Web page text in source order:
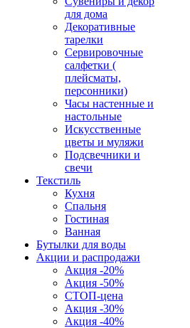
для дома
Декоративные
тарелки
Сервировочные
салфетки (
плейсматы,
персонники)
Часы настенные и
настольные
Искусственные
цветы и муляжи
Подсвечники и
свечи
Текстиль
Кухня
Спальня
Гостиная
Ванная
Бутылки для воды
Акции и распродажи
Акция -20%
Акция -50%
СТОП-цена
Акция -30%
Акция -40%